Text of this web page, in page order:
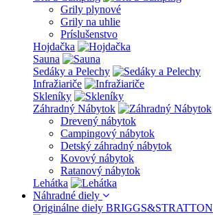
Grily plynové
Grily na uhlie
Príslušenstvo
Hojdačka
Sauna
Sedáky a Pelechy
Infražiariče
Skleníky
Záhradný Nábytok
Drevený nábytok
Campingový nábytok
Detský záhradný nábytok
Kovový nábytok
Ratanový nábytok
Lehátka
Náhradné diely
Originálne diely BRIGGS&STRATTON